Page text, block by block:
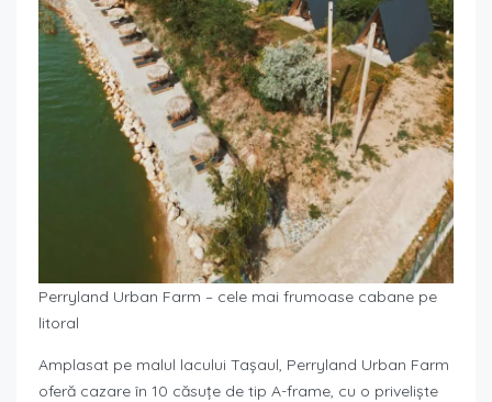
Perryland Urban Farm – cele mai frumoase cabane pe
litoral
Amplasat pe malul lacului Tașaul, Perryland Urban Farm
oferă cazare în 10 căsuțe de tip A-frame, cu o priveliște